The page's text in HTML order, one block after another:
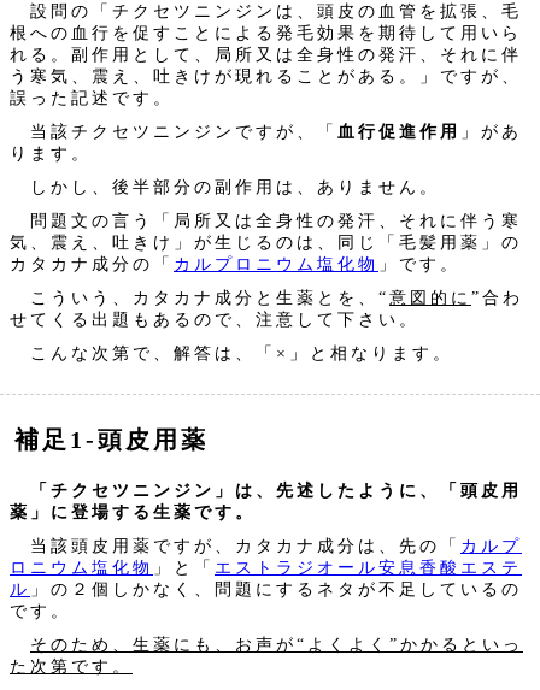
設問の「チクセツニンジンは、頭皮の血管を拡張、毛
根への血行を促すことによる発毛効果を期待して用いら
れる。副作用として、局所又は全身性の発汗、それに伴
う寒気、震え、吐きけが現れることがある。」ですが、
誤った記述です。
当該チクセツニンジンですが、「 血行促進作用
」があ
ります。
しかし、後半部分の副作用は、ありません。
問題文の言う「局所又は全身性の発汗、それに伴う寒
気、震え、吐きけ」が生じるのは、同じ「毛髪用薬」の
カタカナ成分の「 カルプロニウム塩化物 」です。
こういう、カタカナ成分と生薬とを、“意図的に ”合わ
せてくる出題もあるので、注意して下さい。
こんな次第で、解答は、「×」と相なります。
補足1‐頭皮用薬
「チクセツニンジン」は、先述したように、「頭皮用
薬」に登場する生薬です。
当該頭皮用薬ですが、カタカナ成分は、先の「 カルプ
ロニウム塩化物 」と「 エストラジオール安息香酸エステ
ル 」の２個しかなく、問題にするネタが不足しているの
です。
そのため、生薬にも、お声が“よくよく”かかるといっ
た次第です。